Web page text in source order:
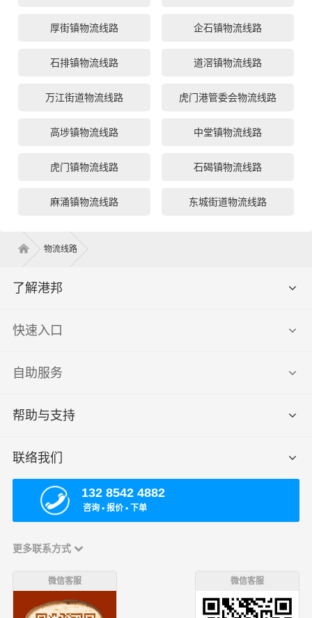
厚街镇物流线路 企石镇物流线路
石排镇物流线路 道滘镇物流线路
万江街道物流线路 虎门港管委会物流线路
高埗镇物流线路 中堂镇物流线路
虎门镇物流线路 石碣镇物流线路
麻涌镇物流线路 东城街道物流线路
物流线路
了解港邦
快速入口
自助服务
帮助与支持
联络我们
132 8542 4882
咨询 ▪ 报价 ▪ 下单
更多联系方式
微信客服 微信客服